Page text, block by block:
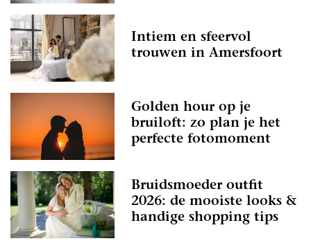
Intiem en sfeervol
trouwen in Amersfoort
Golden hour op je
bruiloft: zo plan je het
perfecte fotomoment
Bruidsmoeder outfit
2026: de mooiste looks &
handige shopping tips